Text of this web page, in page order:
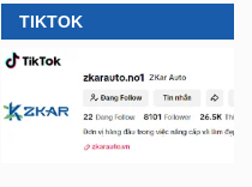
TIKTOK